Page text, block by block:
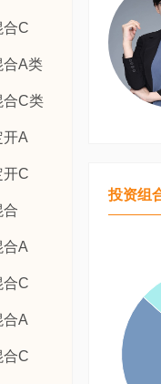
合C
合A类
合C类
开A
开C
合
合A
合C
合A
合C
投资组